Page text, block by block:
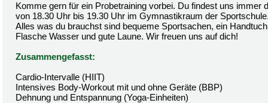
Komme gern für ein Probetraining vorbei. Du findest uns immer
von 18.30 Uhr bis 19.30 Uhr im Gymnastikraum der
Alles was du brauchst sind bequeme Sportsachen, ein
Flasche Wasser und gute Laune. Wir freuen uns auf dich!
Zusammengefasst:
Cardio-Intervalle (HIIT)
Intensives Body-Workout mit und ohne Geräte (BBP)
Dehnung und Entspannung (Yoga-Einheiten)